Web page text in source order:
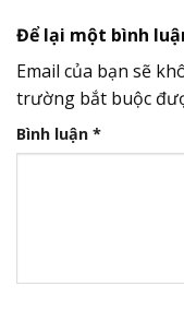
Để lại một bình
Email của bạn sẽ
trường bắt buộc
Bình luận *